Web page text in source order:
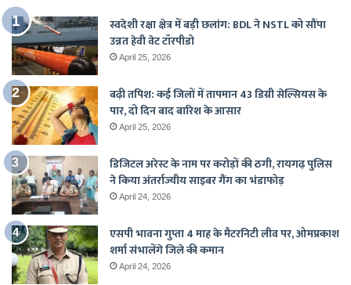
स्वदेशी रक्षा क्षेत्र में बड़ी छलांग: BDL ने NSTL को सौंपा
उन्नत हेवी वेट टॉरपीडो
April 25, 2026
बढ़ी तपिश: कई जिलों में तापमान 43 डिग्री सेल्सियस के
पार, दो दिन बाद बारिश के आसार
April 25, 2026
डिजिटल अरेस्ट के नाम पर करोड़ों की ठगी, रायगढ़ पुलिस
ने किया अंतर्राज्यीय साइबर गैंग का भंडाफोड़
April 24, 2026
एसपी भावना गुप्ता 4 माह के मैटरनिटी लीव पर, ओमप्रकाश
शर्मा संभालेंगे जिले की कमान
April 24, 2026